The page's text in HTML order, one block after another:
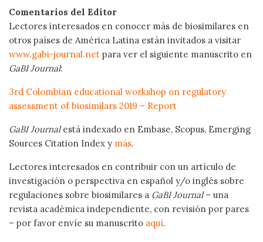
Comentarios del Editor
Lectores interesados en conocer más de biosimilares en
otros países de América Latina están invitados a visitar
www.gabi-journal.net para ver el siguiente manuscrito en
GaBI Journal:
3rd Colombian educational workshop on regulatory
assessment of biosimilars 2019 – Report
GaBI Journalestá indexado en Embase, Scopus, Emerging
Sources Citation Index y más.
Lectores interesados en contribuir con un artículo de
investigación o perspectiva en español y/o inglés sobre
regulaciones sobre biosimilares a GaBI Journal– una
revista académica independiente, con revisión por pares
– por favor envíe su manuscrito aquí.